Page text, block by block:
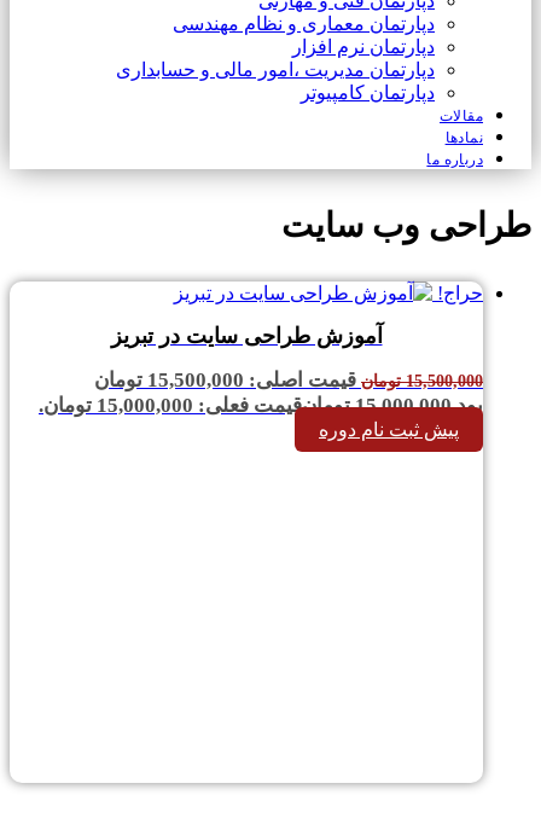
دپارتمان معماری و نظام مهندسی
دپارتمان نرم افزار
دپارتمان مدیریت ،امور مالی و حسابداری
دپارتمان کامپیوتر
مقالات
نمادها
درباره ما
طراحی وب سایت
حراج!
آموزش طراحی سایت در تبریز
15,500,000 تومان
قیمت اصلی: 15,500,000 تومان
بود.15,000,000 تومانقیمت فعلی: 15,000,000 تومان.
پیش ثبت نام دوره